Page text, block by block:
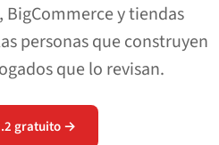
y tiendas
personas que construyen
que lo revisan.
gratuito →